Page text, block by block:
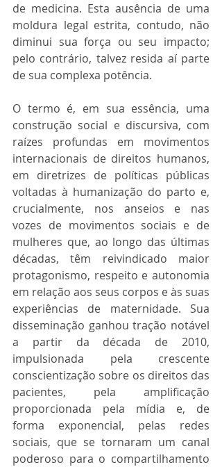
de medicina. Esta ausência de uma
moldura legal estrita, contudo, não
diminui sua força ou seu impacto;
pelo contrário, talvez resida aí parte
de sua complexa potência.
O termo é, em sua essência, uma
construção social e discursiva, com
raízes profundas em movimentos
internacionais de direitos humanos,
em diretrizes de políticas públicas
voltadas à humanização do parto e,
crucialmente, nos anseios e nas
vozes de movimentos sociais e de
mulheres que, ao longo das últimas
décadas, têm reivindicado maior
protagonismo, respeito e autonomia
em relação aos seus corpos e às suas
experiências de maternidade. Sua
disseminação ganhou tração notável
a partir da década de 2010,
impulsionada pela crescente
conscientização sobre os direitos das
pacientes, pela amplificação
proporcionada pela mídia e, de
forma exponencial, pelas redes
sociais, que se tornaram um canal
poderoso para o compartilhamento